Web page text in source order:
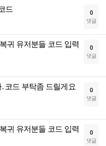
드 0
댓글
귀 유저분들 코드 입력
0
댓글
코드 부탁좀 드릴게요
0
댓글
귀 유저분들 코드 입력
0
댓글